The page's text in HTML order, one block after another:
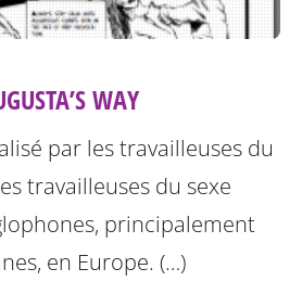
WAY
par les travailleuses du
travailleuses du sexe
principalement
en Europe. (…)